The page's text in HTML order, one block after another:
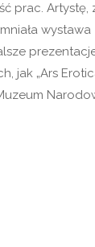
prac. Artystę,
wystawa
jak „Ars